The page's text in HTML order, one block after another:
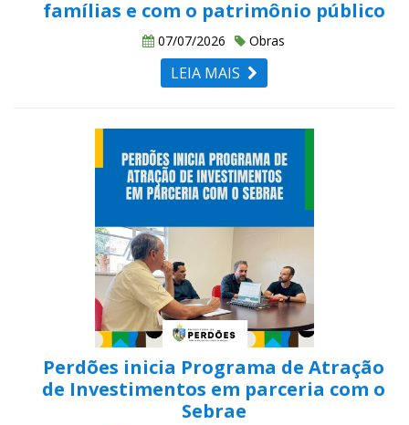
famílias e com o patrimônio público
07/07/2026 Obras
LEIA MAIS
Perdões inicia Programa de Atração
de Investimentos em parceria com o
Sebrae